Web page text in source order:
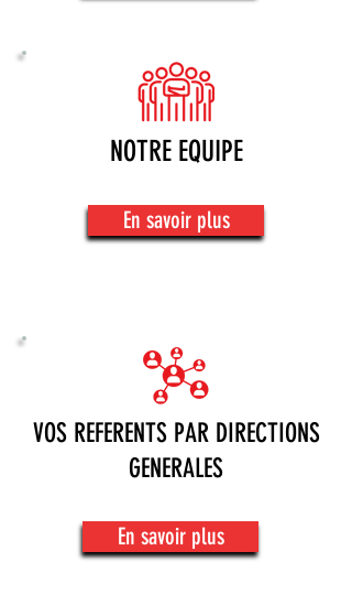
NOTRE EQUIPE
En savoir plus
VOS REFERENTS PAR DIRECTIONS
GENERALES
En savoir plus